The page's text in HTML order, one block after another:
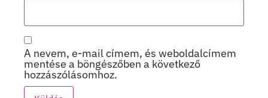
A nevem, e-mail címem, és weboldalcímem
mentése a böngészőben a következő
hozzászólásomhoz.